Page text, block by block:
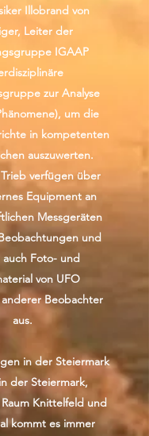
Illobrand von
Leiter der
IGAAP
zur Analyse
um die
in kompetenten
auszuwerten.
verfügen über
Equipment an
Messgeräten
und
Foto- und
von UFO
Beobachter
aus.
in der Steiermark
der Steiermark,
Knittelfeld und
kommt es immer